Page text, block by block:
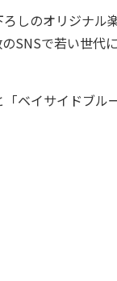
しのオリジナル
SNSで若い世代
ベイサイドブル